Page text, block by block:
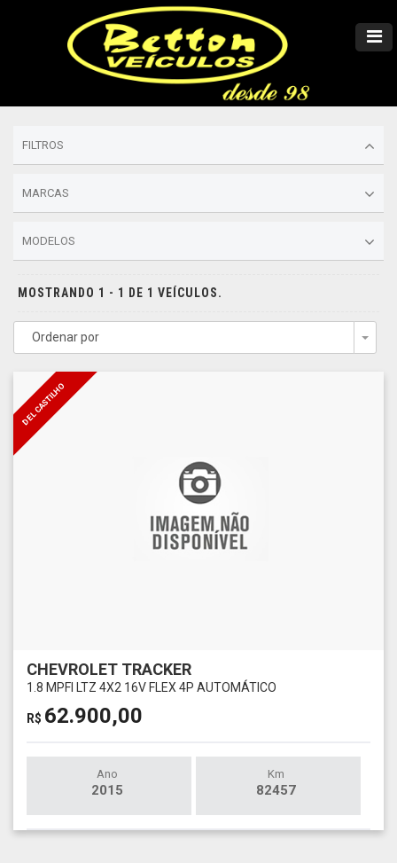
FILTROS
MARCAS
MODELOS
MOSTRANDO 1 - 1 DE 1 VEÍCULOS.
Ordenar por
DEL CASTILHO
CHEVROLET TRACKER
1.8 MPFI LTZ 4X2 16V FLEX 4P AUTOMÁTICO
R$ 62.900,00
Ano
2015
Km
82457